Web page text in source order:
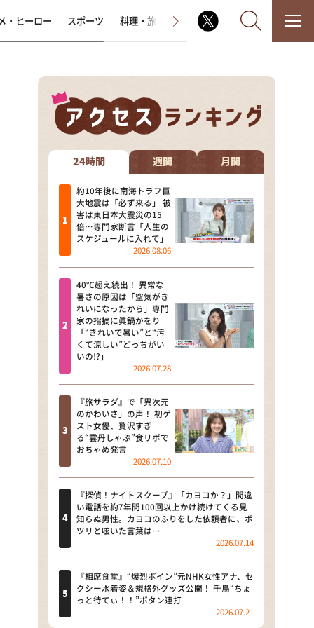
なるみ・岡村の過ぎるTV
相席食堂
これ余談なんですけど・・・
～人生密着トークバラエティ！
～ やすとものいたって真剣です
探偵！ナイトスクープ
news おかえり
河合＆A.B.C-Z塚田×福井アナ
「なんでやねん！？」（news お
かえり）
DAIGOも台所 ～きょうの献立 何
にする？～
本日はダイアンなり！シーズン２
朝だ！生です旅サラダ
教えて！ニュースライブ 正義の
ミカタ
ＬＩＦＥ～夢のカタチ～
新婚さんいらっしゃい！
ポツンと一軒家
ザキ山小屋本館
・ヒーロー スポーツ 料理・旅 ラジオ番組 その他
24時間 週間 月間
約10年後に南海トラフ巨
大地震は「必ず来る」 被
害は東日本大震災の15
倍…専門家断言「人生の
スケジュールに入れて」
2026.08.06
40℃超え続出！ 異常な
暑さの原因は「空気がき
れいになったから」専門
家の指摘に眞鍋かをり
「“きれいで暑い”と“汚
くて涼しい”どっちがい
いの!?」
2026.07.28
『旅サラダ』で「異次元
のかわいさ」の声！ 初ゲ
スト女優、贅沢すぎ
る“雲丹しゃぶ”食リポで
おちゃめ発言
2026.07.10
『探偵！ナイトスクープ』「カヨコか？」間違
い電話を約7年間100回以上かけ続けてくる見
知らぬ男性。カヨコのふりをした依頼者に、ポ
ツリと呟いた言葉は…
2026.07.14
『相席食堂』“爆烈ボイン”元NHK女性アナ、セ
クシー水着姿＆規格外グッズ公開！ 千鳥“ちょ
っと待てぃ！！”ボタン連打
2026.07.21